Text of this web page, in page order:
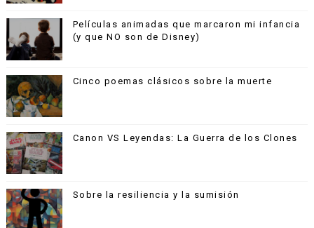
Películas animadas que marcaron mi infancia
(y que NO son de Disney)
Cinco poemas clásicos sobre la muerte
Canon VS Leyendas: La Guerra de los Clones
Sobre la resiliencia y la sumisión